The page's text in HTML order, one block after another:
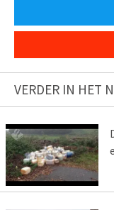
VERDER IN HET